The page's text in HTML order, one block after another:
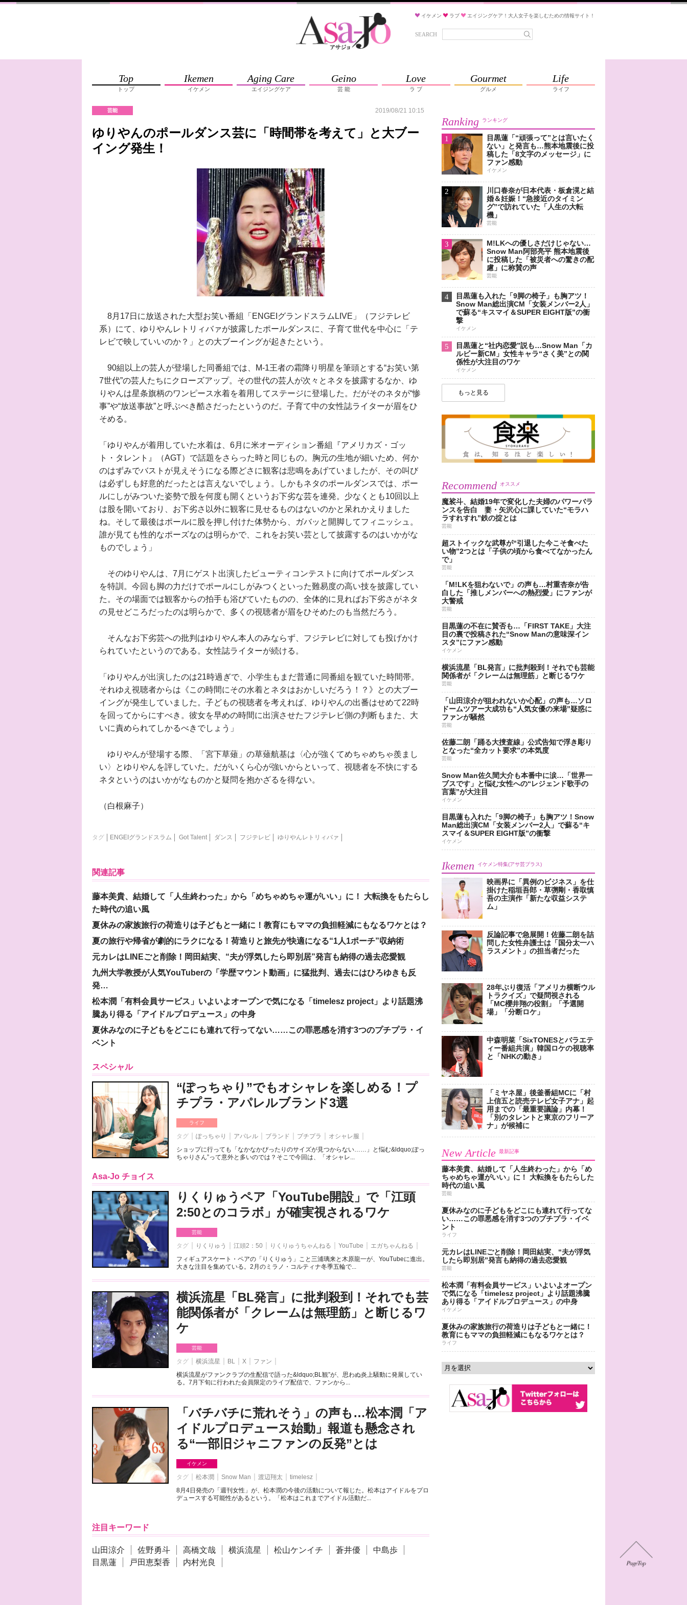
イケメン ラブ エイジングケア！大人女子を楽しむための情報サイト！
SEARCH
Top
トップ
Ikemen
イケメン
Aging Care
エイジングケア
Geino
芸 能
Love
ラ ブ
Gourmet
グルメ
Life
ライフ
芸能 2019/08/21 10:15
ゆりやんのポールダンス芸に「時間帯を考えて」と大ブー
イング発生！
8月17日に放送された大型お笑い番組「ENGEIグランドスラムLIVE」（フジテレビ
系）にて、ゆりやんレトリィバァが披露したポールダンスに、子育て世代を中心に「テ
レビで映していいのか？」との大ブーイングが起きたという。
90組以上の芸人が登場した同番組では、M-1王者の霜降り明星を筆頭とする“お笑い第
7世代”の芸人たちにクローズアップ。その世代の芸人が次々とネタを披露するなか、ゆ
りやんは星条旗柄のワンピース水着を着用してステージに登場した。だがそのネタが“惨
事”や“放送事故”と呼ぶべき酷さだったというのだ。子育て中の女性誌ライターが眉をひ
そめる。
「ゆりやんが着用していた水着は、6月に米オーディション番組『アメリカズ・ゴッ
ト・タレント』（AGT）で話題をさらった時と同じもの。胸元の生地が細いため、何か
のはずみでバストが見えそうになる際どさに観客は悲鳴をあげていましたが、その叫び
は必ずしも好意的だったとは言えないでしょう。しかもネタのポールダンスでは、ポー
ルにしがみついた姿勢で股を何度も開くというお下劣な芸を連発。少なくとも10回以上
は股を開いており、お下劣さ以外に観客に見せるものはないのかと呆れかえりました
ね。そして最後はポールに股を押し付けた体勢から、ガバッと開脚してフィニッシュ。
誰が見ても性的なポーズなのは明らかで、これをお笑い芸として披露するのはいかがな
ものでしょう」
そのゆりやんは、7月にゲスト出演したビューティコンテストに向けてポールダンス
を特訓。今回も脚の力だけでポールにしがみつくといった難易度の高い技を披露してい
た。その場面では観客からの拍手も浴びていたものの、全体的に見ればお下劣さがネタ
の見せどころだったのは明らかで、多くの視聴者が眉をひそめたのも当然だろう。
そんなお下劣芸への批判はゆりやん本人のみならず、フジテレビに対しても投げかけ
られていたというのである。女性誌ライターが続ける。
「ゆりやんが出演したのは21時過ぎで、小学生もまだ普通に同番組を観ていた時間帯。
それゆえ視聴者からは《この時間にその水着とネタはおかしいだろう！？》との大ブー
イングが発生していました。子どもの視聴者を考えれば、ゆりやんの出番はせめて22時
を回ってからにすべき。彼女を早めの時間に出演させたフジテレビ側の判断もまた、大
いに責められてしかるべきでしょう」
ゆりやんが登場する際、「宮下草薙」の草薙航基は〈心が強くてめちゃめちゃ羨まし
い〉とゆりやんを評していた。だがいくら心が強いからといって、視聴者を不快にする
ネタというのはいかがなものかと疑問を抱かざるを得ない。
（白根麻子）
タグ ENGEIグランドスラム Got Talent ダンス フジテレビ ゆりやんレトリィバァ
関連記事
藤本美貴、結婚して「人生終わった」から「めちゃめちゃ運がいい」に！ 大転換をもたらし
た時代の追い風
夏休みの家族旅行の荷造りは子どもと一緒に！教育にもママの負担軽減にもなるワケとは？
夏の旅行や帰省が劇的にラクになる！荷造りと旅先が快適になる“1人1ポーチ”収納術
元カレはLINEごと削除！岡田結実、“夫が浮気したら即別居”発言も納得の過去恋愛観
九州大学教授が人気YouTuberの「学歴マウント動画」に猛批判、過去にはひろゆきも反
発…
松本潤「有料会員サービス」いよいよオープンで気になる「timelesz project」より話題沸
騰あり得る「アイドルプロデュース」の中身
夏休みなのに子どもをどこにも連れて行ってない……この罪悪感を消す3つのプチプラ・イ
ベント
スペシャル
“ぽっちゃり”でもオシャレを楽しめる！プ
チプラ・アパレルブランド3選
ライフ
タグ ぽっちゃり アパレル ブランド プチプラ
オシャレ服
ショップに行っても「なかなかぴったりのサイズが見つからない……」と悩む&ldquo;ぽっ
ちゃりさん”って意外と多いのでは？そこで今回は、「オシャレ...
Asa-Jo チョイス
りくりゅうペア「YouTube開設」で「江頭
2:50とのコラボ」が確実視されるワケ
芸能
タグ りくりゅう 江頭2：50 りくりゅうちゃんねる YouTube
エガちゃんねる
フィギュアスケート・ペアの「りくりゅう」こと三浦璃来と木原龍一が、YouTubeに進出。
大きな注目を集めている。2月のミラノ・コルティナ冬季五輪で...
横浜流星「BL発言」に批判殺到！それでも芸
能関係者が「クレームは無理筋」と断じるワ
ケ
芸能
タグ 横浜流星 BL X
ファン
横浜流星がファンクラブの生配信で語った&ldquo;BL観”が、思わぬ炎上騒動に発展してい
る。7月下旬に行われた会員限定のライブ配信で、ファンから...
「バチバチに荒れそう」の声も…松本潤「ア
イドルプロデュース始動」報道も懸念され
る“一部旧ジャニファンの反発”とは
イケメン
タグ 松本潤 Snow Man 渡辺翔太
timelesz
8月4日発売の「週刊女性」が、松本潤の今後の活動について報じた。松本はアイドルをプロ
デュースする可能性があるという。「松本はこれまでアイドル活動だ...
注目キーワード
山田涼介 佐野勇斗 高橋文哉 横浜流星 松山ケンイチ 蒼井優
中島歩
目黒蓮
戸田恵梨香 内村光良
Ranking ランキング
1
目黒蓮「“頑張って”とは言いたく
ない」と発言も…熊本地震後に投
稿した「8文字のメッセージ」に
ファン感動
イケメン
2
川口春奈が日本代表・板倉滉と結
婚＆妊娠！“急接近のタイミン
グ”で訪れていた「人生の大転
機」
芸能
3
M!LKへの優しさだけじゃない…
Snow Man阿部亮平 熊本地震後
に投稿した「被災者への驚きの配
慮」に称賛の声
芸能
4
目黒蓮も入れた「9脚の椅子」も胸アツ！
Snow Man総出演CM「女装メンバー2人」
で蘇る“キスマイ＆SUPER EIGHT版”の衝
撃
イケメン
5
目黒蓮と“社内恋愛”説も…Snow Man「カ
ルビー新CM」女性キャラ“さく美”との関
係性が大注目のワケ
イケメン
もっと見る
Recommend オススメ
魔裟斗、結婚19年で変化した夫婦のパワーバラ
ンスを告白 妻・矢沢心に課していた“モラハ
ラすれすれ”鉄の掟とは
芸能
超ストイックな武尊が“引退した今こそ食べた
い物”2つとは「子供の頃から食べてなかったん
で」
芸能
「M!LKを狙わないで」の声も…村重杏奈が告
白した「推しメンバーへの熱烈愛」にファンが
大警戒
芸能
目黒蓮の不在に賛否も…「FIRST TAKE」大注
目の裏で投稿された“Snow Manの意味深イン
スタ”にファン感動
イケメン
横浜流星「BL発言」に批判殺到！それでも芸能
関係者が「クレームは無理筋」と断じるワケ
芸能
「山田涼介が狙われないか心配」の声も…ソロ
ドームツアー大成功も“人気女優の来場”疑惑に
ファンが騒然
芸能
佐藤二朗「踊る大捜査線」公式告知で浮き彫り
となった“全カット要求”の本気度
芸能
Snow Man佐久間大介も本番中に涙…「世界一
ブスです」と悩む女性への“レジェンド歌手の
言葉”が大注目
イケメン
目黒蓮も入れた「9脚の椅子」も胸アツ！Snow
Man総出演CM「女装メンバー2人」で蘇る“キ
スマイ＆SUPER EIGHT版”の衝撃
イケメン
Ikemen イケメン特集(アサ芸プラス)
映画界に「異例のビジネス」を仕
掛けた稲垣吾郎・草彅剛・香取慎
吾の主演作「新たな収益システ
ム」
反論記事で急展開！佐藤二朗を詰
問した女性弁護士は「国分太一ハ
ラスメント」の担当者だった
28年ぶり復活「アメリカ横断ウル
トラクイズ」で疑問視される
「MC櫻井翔の役割」「予選開
場」「分断ロケ」
中森明菜「SixTONESとバラエテ
ィー番組共演」韓国ロケの視聴率
と「NHKの動き」
「ミヤネ屋」後釜番組MCに「村
上信五と読売テレビ女子アナ」起
用までの「最重要議論」内幕！
「別のタレントと東京のフリーア
ナ」が候補に
New Article 最新記事
藤本美貴、結婚して「人生終わった」から「め
ちゃめちゃ運がいい」に！ 大転換をもたらした
時代の追い風
芸能
夏休みなのに子どもをどこにも連れて行ってな
い……この罪悪感を消す3つのプチプラ・イベ
ント
ライフ
元カレはLINEごと削除！岡田結実、“夫が浮気
したら即別居”発言も納得の過去恋愛観
芸能
松本潤「有料会員サービス」いよいよオープン
で気になる「timelesz project」より話題沸騰
あり得る「アイドルプロデュース」の中身
イケメン
夏休みの家族旅行の荷造りは子どもと一緒に！
教育にもママの負担軽減にもなるワケとは？
ライフ